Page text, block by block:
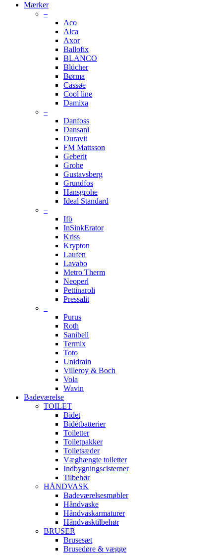
Mærker
–
Aco
Alca
Axor
Ballofix
BLANCO
Blücher
Børma
Cassøe
Cool line
Damixa
–
Danfoss
Dansani
Duravit
FM Mattsson
Geberit
Grohe
Gustavsberg
Grundfos
Hansgrohe
Ideal Standard
–
Ifö
InSinkErator
Kriss
Krypton
Laufen
Lavabo
Metro Therm
Neoperl
Pettinaroli
Pressalit
–
Purus
Roth
Sanibell
Termix
Toto
Unidrain
Villeroy & Boch
Vola
Wavin
Badeværelse
TOILET
Bidet
Bidétbatterier
Toiletter
Toiletpakker
Toiletsæder
Væghængte toiletter
Indbygningscisterner
Tilbehør
HÅNDVASK
Badeværelsesmøbler
Håndvaske
Håndvaskarmaturer
Håndvasktilbehør
BRUSER
Brusesæt
Brusedøre & vægge